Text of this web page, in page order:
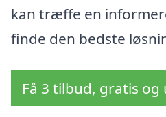
kan træffe en
finde den bedste
Få 3 tilbud, gratis